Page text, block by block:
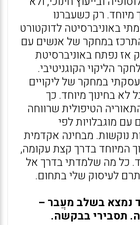
מיוחד. רק כשעברנו
באוניברסיטה לדוקטורט
במחקר של אנשים עם
אז נפתח באוניברסיטת
הליקוי הקוגניטיבי.
במחקר של ליקויים
לא בחינוך מיוחד. כך
הטיפולית שרווחה
עם מוגבלויות לפי
נוקשות. מבחינה אקדמית
המיוחד בדרך קצת עקומה,
כל מה שלמדתי בדרך אל
תרם לעיסוק שלי בתחום.
נמצא בשלב מעֲבר –
תסבירי בבקשה.